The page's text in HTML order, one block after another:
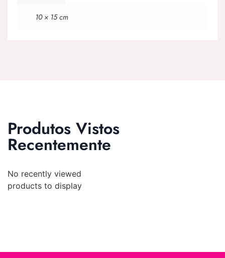
10 × 15 cm
Produtos Vistos
Recentemente
No recently viewed
products to display